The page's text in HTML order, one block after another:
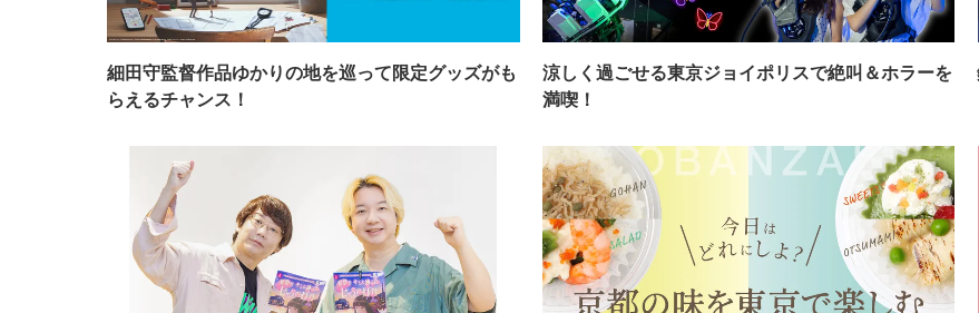
細田守監督作品ゆかりの地を巡って限定グッズがも
らえるチャンス！
涼しく過ごせる東京ジョイポリスで絶叫＆ホラーを
満喫！